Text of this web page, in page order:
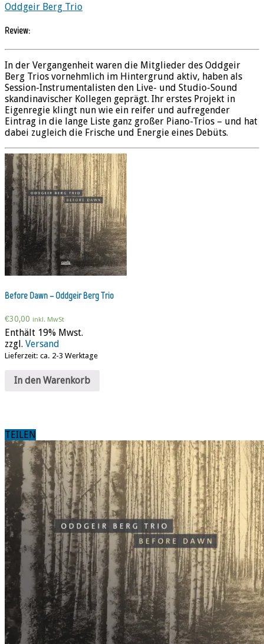
Oddgeir Berg Trio
Review:
In der Vergangenheit waren die Mitglieder des Oddgeir
Berg Trios vornehmlich im Hintergrund aktiv, haben als
Session-Instrumentalisten den Live- und Studio-Sound
skandinavischer Kollegen geprägt. Ihr erstes Projekt in
Eigenregie klingt nun wie ein reifer und aufregender
Eintrag in die lange Liste ganz großer Piano-Trios – und hat
dabei zugleich die Frische und Energie eines Debüts.
Before Dawn – Oddgeir Berg Trio
€30,00 inkl. MwSt
Enthält 19% Mwst.
zzgl. Versand
Lieferzeit: ca. 2-3 Werktage
In den Warenkorb
TEILEN